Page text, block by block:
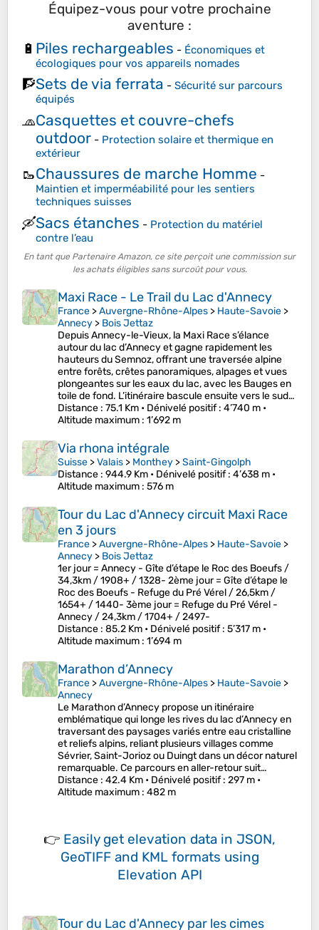
Équipez-vous pour votre prochaine
aventure :
🔋 Piles rechargeables - Économiques et
écologiques pour vos appareils nomades
🧗Sets de via ferrata - Sécurité sur parcours
équipés
🧢Casquettes et couvre-chefs
outdoor - Protection solaire et thermique en
extérieur
🥾Chaussures de marche Homme -
Maintien et imperméabilité pour les sentiers
techniques suisses
🛶Sacs étanches - Protection du matériel
contre l’eau
En tant que Partenaire Amazon, ce site perçoit une commission sur
les achats éligibles sans surcoût pour vous.
Maxi Race - Le Trail du Lac d'Annecy
France >Auvergne-Rhône-Alpes > Haute-Savoie >
Annecy > Bois Jettaz
Depuis Annecy-le-Vieux, la Maxi Race s’élance
autour du lac d’Annecy et gagne rapidement les
hauteurs du Semnoz, offrant une traversée alpine
entre forêts, crêtes panoramiques, alpages et vues
plongeantes sur les eaux du lac, avec les Bauges en
toile de fond. L’itinéraire bascule ensuite vers le sud…
Distance : 75.1 Km • Dénivelé positif: 4’740 m •
Altitude maximum : 1’692 m
Via rhona intégrale
Suisse >Valais > Monthey >Saint-Gingolph
Distance : 944.9 Km • Dénivelé positif: 4’638 m •
Altitude maximum : 576 m
Tour du Lac d'Annecy circuit Maxi Race
en 3 jours
France >Auvergne-Rhône-Alpes > Haute-Savoie >
Annecy > Bois Jettaz
1er jour = Annecy - Gîte d’étape le Roc des Boeufs /
34,3km / 1908+ / 1328- 2ème jour = Gîte d’étape le
Roc des Boeufs - Refuge du Pré Vérel / 26,5km /
1654+ / 1440- 3ème jour = Refuge du Pré Vérel -
Annecy / 24,3km / 1704+ / 2497-
Distance : 85.2 Km • Dénivelé positif: 5’317 m •
Altitude maximum : 1’694 m
Marathon d’Annecy
France >Auvergne-Rhône-Alpes > Haute-Savoie >
Annecy
Le Marathon d’Annecy propose un itinéraire
emblématique qui longe les rives du lac d’Annecy en
traversant des paysages variés entre eau cristalline
et reliefs alpins, reliant plusieurs villages comme
Sévrier, Saint-Jorioz ou Duingt dans un décor naturel
remarquable. Ce parcours en aller-retour suit…
Distance : 42.4 Km • Dénivelé positif: 297 m •
Altitude maximum : 482 m
👉 Easily get elevation data in JSON,
GeoTIFF and KML formats using
Elevation API
Tour du Lac d'Annecy par les cimes